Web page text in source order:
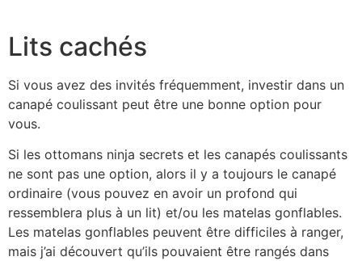
Lits cachés
Si vous avez des invités fréquemment, investir dans un
canapé coulissant peut être une bonne option pour
vous.
Si les ottomans ninja secrets et les canapés coulissants
ne sont pas une option, alors il y a toujours le canapé
ordinaire (vous pouvez en avoir un profond qui
ressemblera plus à un lit) et/ou les matelas gonflables.
Les matelas gonflables peuvent être difficiles à ranger,
mais j’ai découvert qu’ils pouvaient être rangés dans